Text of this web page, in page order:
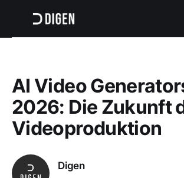
AI Video
2026: Die Zukunft
Videoproduktion
Digen